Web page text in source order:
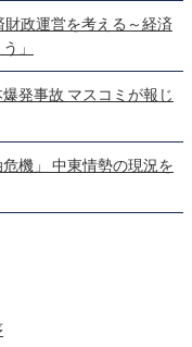
財政運営を考える～経済
」
発事故 マスコミが報じ
機」 中東情勢の現況を